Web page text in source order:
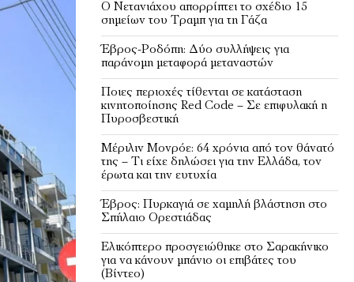
Ο Νετανιάχου απορρίπτει το σχέδιο 15
σημείων του Τραμπ για τη Γάζα
Έβρος-Ροδόπη: Δύο συλλήψεις για
παράνομη μεταφορά μεταναστών
Ποιες περιοχές τίθενται σε κατάσταση
κινητοποίησης Red Code – Σε επιφυλακή η
Πυροσβεστική
Μέριλιν Μονρόε: 64 χρόνια από τον θάνατό
της – Τι είχε δηλώσει για την Ελλάδα, τον
έρωτα και την ευτυχία
Έβρος: Πυρκαγιά σε χαμηλή βλάστηση στο
Σπήλαιο Ορεστιάδας
Ελικόπτερο προσγειώθηκε στο Σαρακήνικο
για να κάνουν μπάνιο οι επιβάτες του
(Bίντεο)